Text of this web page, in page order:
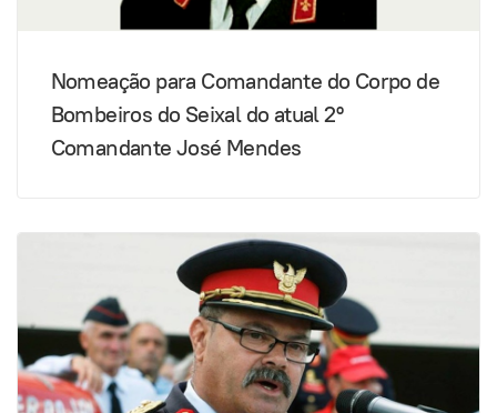
Nomeação para Comandante do Corpo de
Bombeiros do Seixal do atual 2º
Comandante José Mendes